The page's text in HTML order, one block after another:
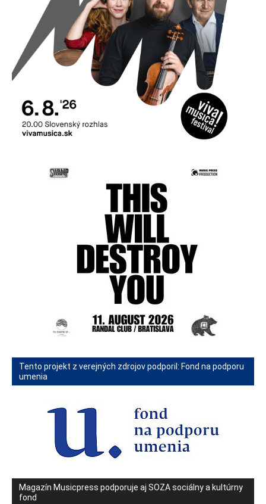
Tento projekt z verejných zdrojov podporil: Fond na podporu
umenia
Magazín Musicpress podporuje aj SOZA sociálny a kultúrny
fond